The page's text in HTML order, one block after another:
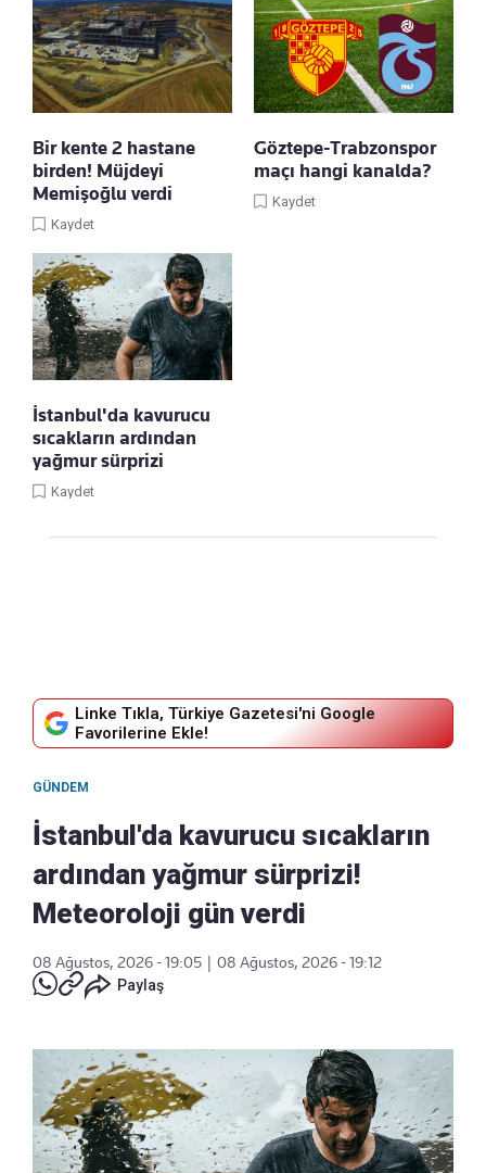
Bir kente 2 hastane
birden! Müjdeyi
Memişoğlu verdi
Kaydet
Göztepe-Trabzonspor
maçı hangi kanalda?
Kaydet
İstanbul'da kavurucu
sıcakların ardından
yağmur sürprizi
Kaydet
Linke Tıkla, Türkiye Gazetesi'ni Google
Favorilerine Ekle!
GÜNDEM
İstanbul'da kavurucu sıcakların
ardından yağmur sürprizi!
Meteoroloji gün verdi
08 Ağustos, 2026 - 19:05
08 Ağustos, 2026 - 19:12
Paylaş